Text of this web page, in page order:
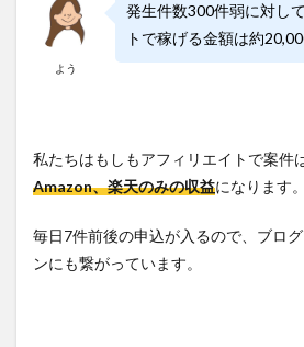
よう
発生件数300件弱に対し
トで稼げる金額は約
私たちはもしもアフィリエイトで案件
Amazon、楽天のみの収益になります。
毎日7件前後の申込が入るので、ブロ
ンにも繋がっています。